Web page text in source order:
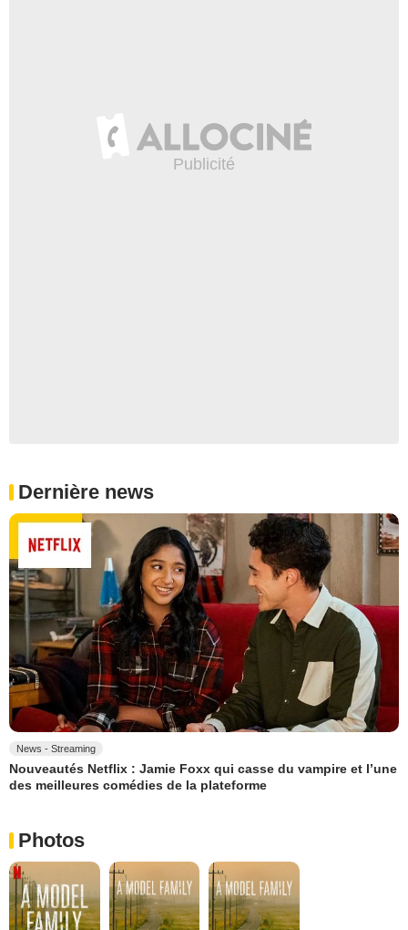
Dernière news
News - Streaming
Nouveautés Netflix : Jamie Foxx qui casse du vampire et l’une
des meilleures comédies de la plateforme
Photos